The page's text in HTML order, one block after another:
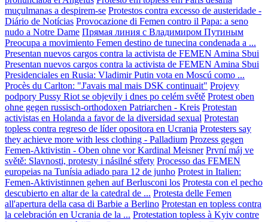
muçulmanas a despirem-se Protestos contra excesso de austeridade -
Diário de Notícias Provocazione di Femen contro il Papa: a seno
nudo a Notre Dame Прямая линия с Владимиром Путиным
Preocupa a movimiento Femen destino de tunecina condenada a ...
Presentan nuevos cargos contra la activista de FEMEN Amina Sbui
Presentan nuevos cargos contra la activista de FEMEN Amina Sbui
Presidenciales en Rusia: Vladimir Putin vota en Moscú como ...
Procès du Carlton: "J'avais mal mais DSK continuait" Projevy
podpory Pussy Riot se objevily i dnes po celém světě Protest oben
ohne gegen russisch-orthodoxen Patriarchen - Kreis Protestan
activistas en Holanda a favor de la diversidad sexual Protestan
topless contra regreso de líder opositora en Ucrania Protesters say
they achieve more with less clothing - Palladium Prozess gegen
Femen-Aktivistin - Oben ohne vor Kardinal Meisner První máj ve
světě: Slavnosti, protesty i násilné střety Processo das FEMEN
europeias na Tunísia adiado para 12 de junho Protest in Italien:
Femen-Aktivistinnen gehen auf Berlusconi los Protesta con el pecho
descubierto en altar de la catedral de ... Protesta delle Femen
all'apertura della casa di Barbie a Berlino Protestan en topless contra
la celebración en Ucrania de la ... Protestation topless à Kyiv contre